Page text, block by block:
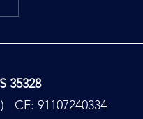
35328
CF: 91107240334